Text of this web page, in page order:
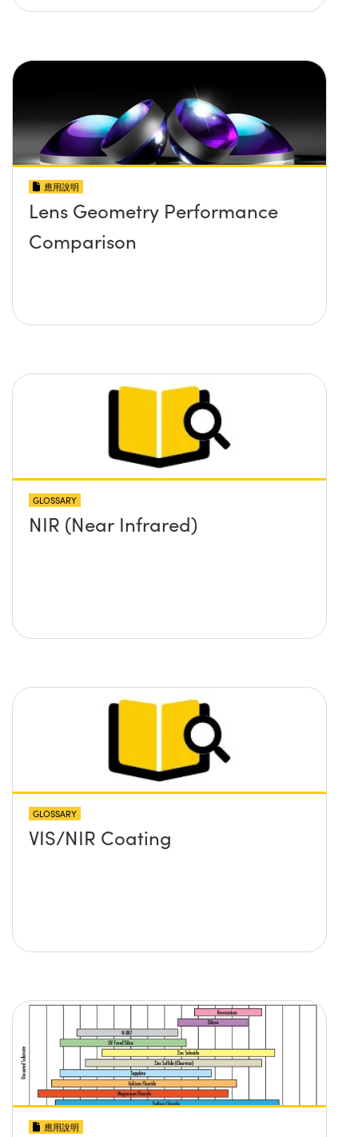
應用說明
Lens Geometry Performance
Comparison
GLOSSARY
NIR (Near Infrared)
GLOSSARY
VIS/NIR Coating
應用說明